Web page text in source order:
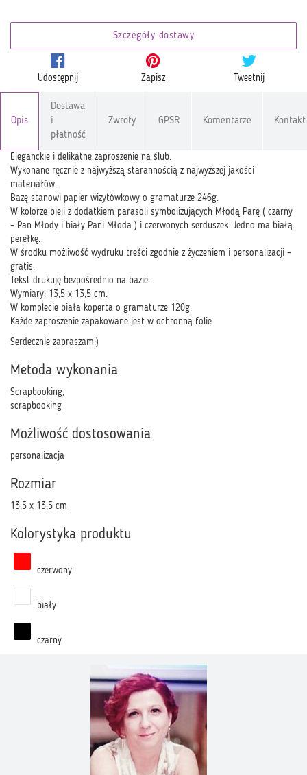
Szczegóły dostawy
Udostępnij Zapisz Tweetnij
Opis
Dostawa
i
płatność
Zwroty GPSR Komentarze Kontakt
Eleganckie i delikatne zaproszenie na ślub.
Wykonane ręcznie z najwyższą starannością z najwyższej jakości
materiałów.
Bazę stanowi papier wizytówkowy o gramaturze 246g.
W kolorze bieli z dodatkiem parasoli symbolizujących Młodą Parę ( czarny
- Pan Młody i biały Pani Młoda ) i czerwonych serduszek. Jedno ma białą
perełkę.
W środku możliwość wydruku treści zgodnie z życzeniem i personalizacji -
gratis.
Tekst drukuję bezpośrednio na bazie.
Wymiary: 13,5 x 13,5 cm.
W komplecie biała koperta o gramaturze 120g.
Każde zaproszenie zapakowane jest w ochronną folię.
Serdecznie zapraszam:)
Metoda wykonania
Scrapbooking,
scrapbooking
Możliwość dostosowania
personalizacja
Rozmiar
13,5 x 13,5 cm
Kolorystyka produktu
czerwony
biały
czarny